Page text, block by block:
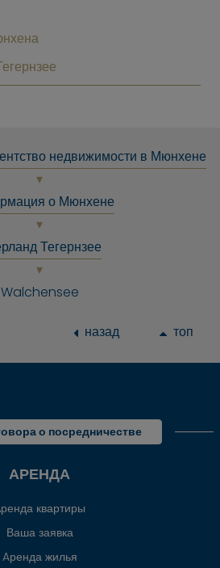
недвижимости в Мюнхене
о Мюнхене
Тегернзее
Walchensee
назад топ
о посредничестве
АРЕНДА
квартиры
Ваша заявка
Aренда жилья